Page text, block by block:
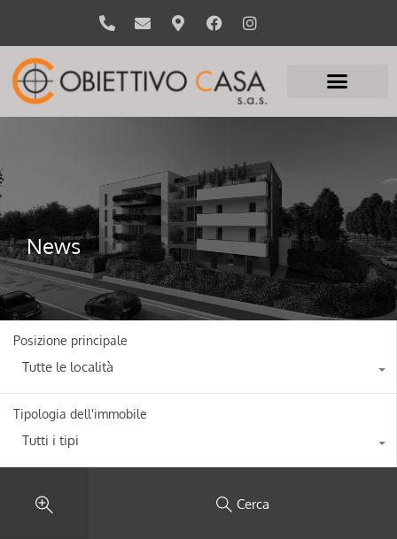
News
Posizione principale
Tutte le località
Tipologia dell'immobile
Tutti i tipi
Cerca